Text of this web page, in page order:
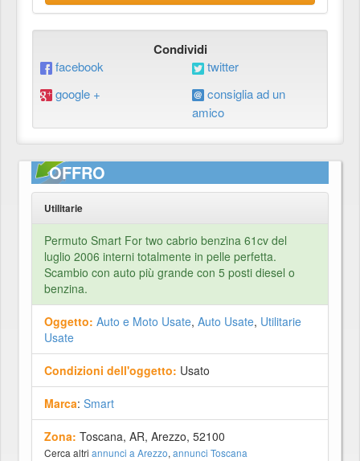
Condividi
facebook
twitter
google +
consiglia ad un
amico
OFFRO
Utilitarie
Permuto Smart For two cabrio benzina 61cv del
luglio 2006 interni totalmente in pelle perfetta.
Scambio con auto più grande con 5 posti diesel o
benzina.
Oggetto: Auto e Moto Usate, Auto Usate, Utilitarie
Usate
Condizioni dell'oggetto: Usato
Marca: Smart
Zona: Toscana, AR, Arezzo, 52100
Cerca altri annunci a Arezzo, annunci Toscana